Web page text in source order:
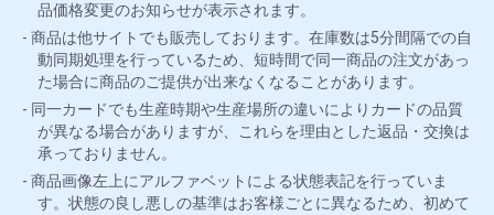
品価格変更のお知らせが表示されます。
商品は他サイトでも販売しております。在庫数は5分間隔での自
動同期処理を行っているため、短時間で同一商品の注文があっ
た場合に商品のご提供が出来なくなることがあります。
同一カードでも生産時期や生産場所の違いによりカードの品質
が異なる場合がありますが、これらを理由とした返品・交換は
承っておりません。
商品画像左上にアルファベットによる状態表記を行っていま
す。状態の良し悪しの基準はお客様ごとに異なるため、初めて